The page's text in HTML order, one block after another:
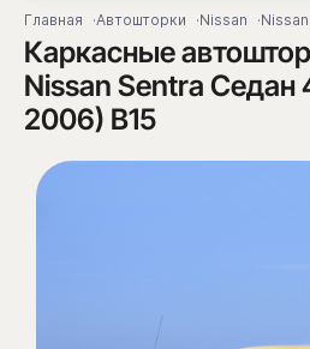
Главная Автошторки Nissan
Каркасные
Nissan Sentra Седан
2006) B15